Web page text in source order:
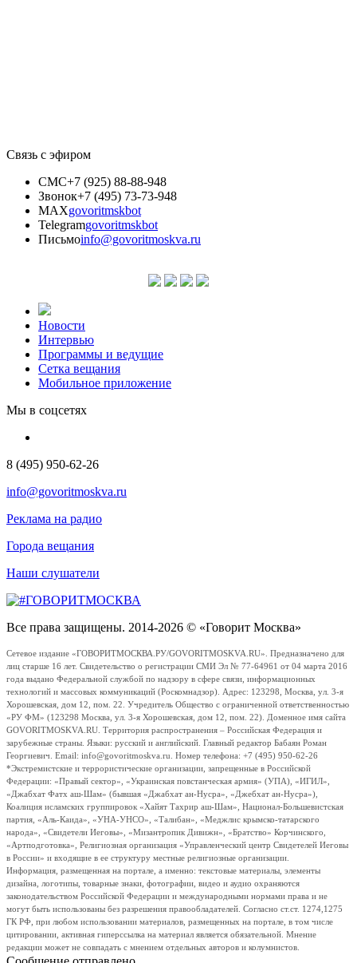
Связь с эфиром
СМС+7 (925) 88-88-948
Звонок+7 (495) 73-73-948
MAXgovoritmskbot
Telegramgovoritmskbot
Письмоinfo@govoritmoskva.ru
Новости
Интервью
Программы и ведущие
Сетка вещания
Мобильное приложение
Мы в соцсетях
8 (495) 950-62-26
info@govoritmoskva.ru
Реклама на радио
Города вещания
Наши слушатели
Все права защищены. 2014-2026 © «Говорит Москва»
Сетевое издание «ГОВОРИТМОСКВА.РУ/GOVORITMOSKVA.RU». Предназначено для
лиц старше 16 лет. Свидетельство о регистрации СМИ Эл № 77-64961 от 04 марта 2016
года выдано Федеральной службой по надзору в сфере связи, информационных
технологий и массовых коммуникаций (Роскомнадзор). Адрес: 123298, Москва, ул. 3-я
Хорошевская, дом 12, пом. 22. Учредитель Общество с ограниченной ответственностью
«РУ ФМ» (123298 Москва, ул. 3-я Хорошевская, дом 12, пом. 22). Доменное имя сайта
GOVORITMOSKVA.RU. Территория распространения – Российская Федерация и
зарубежные страны. Языки: русский и английский. Главный редактор Бабаян Роман
Георгиевич. Email: info@govoritmoskva.ru. Номер телефона: +7 (495) 950-62-26
*Экстремистские и террористические организации, запрещенные в Российской
Федерации: «Правый сектор», «Украинская повстанческая армия» (УПА), «ИГИЛ»,
«Джабхат Фатх аш-Шам» (бывшая «Джабхат ан-Нусра», «Джебхат ан-Нусра»),
Коалиция исламских группировок «Хайят Тахрир аш-Шам», Национал-Большевистская
партия, «Аль-Каида», «УНА-УНСО», «Талибан», «Меджлис крымско-татарского
народа», «Свидетели Иеговы», «Мизантропик Дивижн», «Братство» Корчинского,
«Артподготовка», Религиозная организация «Управленческий центр Свидетелей Иеговы
в России» и входящие в ее структуру местные религиозные организации.
Информация, размещенная на портале, а именно: текстовые материалы, элементы
дизайна, логотипы, товарные знаки, фотографии, видео и аудио охраняются
законодательством Российской Федерации и международными нормами права и не
могут быть использованы без разрешения правообладателей. Согласно ст.ст. 1274,1275
ГК РФ, при любом использовании материалов, размещенных на портале, в том числе
цитировании, активная гиперссылка на материал является обязательной. Мнение
редакции может не совпадать с мнением отдельных авторов и колумнистов.